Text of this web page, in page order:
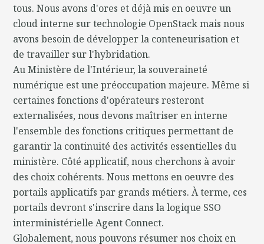
tous. Nous avons d'ores et déjà mis en oeuvre un
cloud interne sur technologie OpenStack mais nous
avons besoin de développer la conteneurisation et
de travailler sur l'hybridation.
Au Ministère de l'Intérieur, la souveraineté
numérique est une préoccupation majeure. Même si
certaines fonctions d'opérateurs resteront
externalisées, nous devons maîtriser en interne
l'ensemble des fonctions critiques permettant de
garantir la continuité des activités essentielles du
ministère. Côté applicatif, nous cherchons à avoir
des choix cohérents. Nous mettons en oeuvre des
portails applicatifs par grands métiers. À terme, ces
portails devront s'inscrire dans la logique SSO
interministérielle Agent Connect.
Globalement, nous pouvons résumer nos choix en